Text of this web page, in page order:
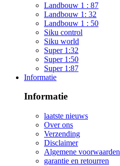
Landbouw 1 : 87
Landbouw 1: 32
Landbouw 1 : 50
Siku control
Siku world
Super 1:32
Super 1:50
Super 1:87
Informatie
Informatie
laatste nieuws
Over ons
Verzending
Disclaimer
Algemene voorwaarden
garantie en retourren